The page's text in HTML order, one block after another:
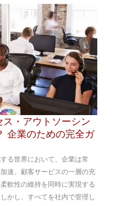
ス・アウトソーシン
企業のための完全ガ
る世界において、企業は常
速、顧客サービスの一層の充
軟性の維持を同時に実現する
かし、すべてを社内で管理し